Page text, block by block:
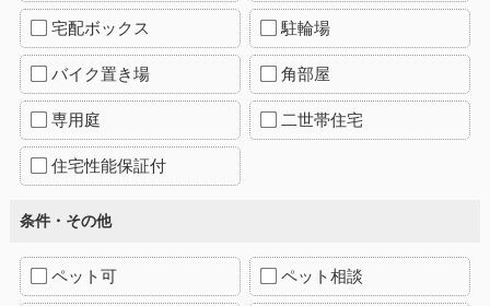
宅配ボックス 駐輪場
バイク置き場 角部屋
専用庭 二世帯住宅
住宅性能保証付
条件・その他
ペット可 ペット相談